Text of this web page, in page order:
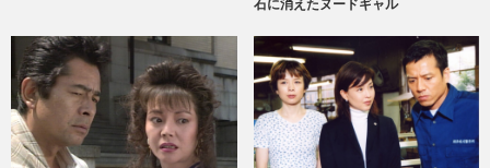
石に消えたヌードギャル